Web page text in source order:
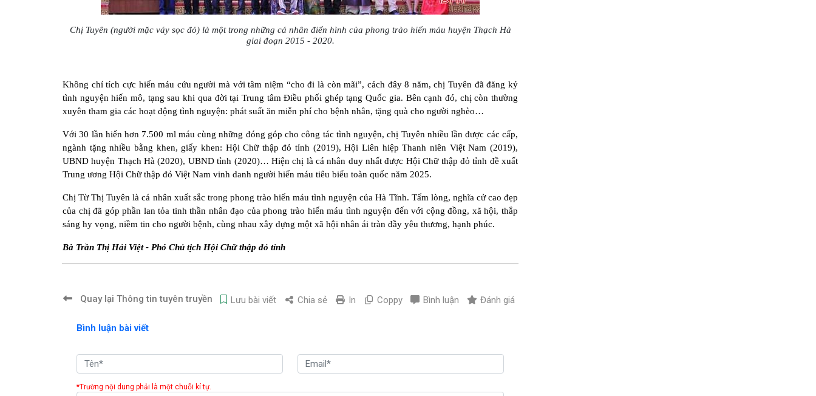
Chị Tuyên (người mặc váy sọc đỏ) là một trong những cá nhân điển hình của phong trào hiến máu huyện Thạch Hà
giai đoạn 2015 - 2020.
Không chỉ tích cực hiến máu cứu người mà với tâm niệm “cho đi là còn mãi”, cách đây 8 năm, chị Tuyên đã đăng ký
tình nguyện hiến mô, tạng sau khi qua đời tại Trung tâm Điều phối ghép tạng Quốc gia. Bên cạnh đó, chị còn thường
xuyên tham gia các hoạt động tình nguyện: phát suất ăn miễn phí cho bệnh nhân, tặng quà cho người nghèo…
Với 30 lần hiến hơn 7.500 ml máu cùng những đóng góp cho công tác tình nguyện, chị Tuyên nhiều lần được các cấp,
ngành tặng nhiều bằng khen, giấy khen: Hội Chữ thập đỏ tỉnh (2019), Hội Liên hiệp Thanh niên Việt Nam (2019),
UBND huyện Thạch Hà (2020), UBND tỉnh (2020)… Hiện chị là cá nhân duy nhất được Hội Chữ thập đỏ tỉnh đề xuất
Trung ương Hội Chữ thập đỏ Việt Nam vinh danh người hiến máu tiêu biểu toàn quốc năm 2025.
Chị Từ Thị Tuyên là cá nhân xuất sắc trong phong trào hiến máu tình nguyện của Hà Tĩnh. Tấm lòng, nghĩa cử cao đẹp
của chị đã góp phần lan tỏa tinh thần nhân đạo của phong trào hiến máu tình nguyện đến với cộng đồng, xã hội, thắp
sáng hy vọng, niềm tin cho người bệnh, cùng nhau xây dựng một xã hội nhân ái tràn đầy yêu thương, hạnh phúc.
Bà Trần Thị Hải Việt - Phó Chủ tịch Hội Chữ thập đỏ tỉnh
Quay lại Thông tin tuyên truyền Lưu bài viết Chia sẻ In Coppy Bình luận Đánh giá
Bình luận bài viết
*Trường nội dung phải là một chuỗi kí tự.